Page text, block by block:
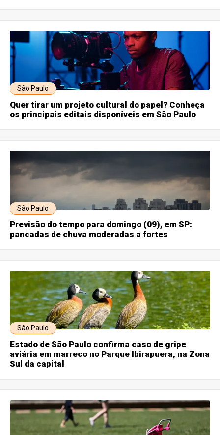
São Paulo
Quer tirar um projeto cultural do papel? Conheça
os principais editais disponíveis em São Paulo
São Paulo
Previsão do tempo para domingo (09), em SP:
pancadas de chuva moderadas a fortes
São Paulo
Estado de São Paulo confirma caso de gripe
aviária em marreco no Parque Ibirapuera, na Zona
Sul da capital